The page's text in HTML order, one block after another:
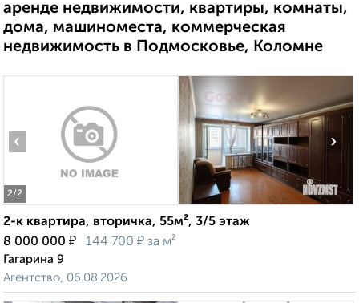
аренде недвижимости, квартиры, комнаты,
дома, машиноместа, коммерческая
недвижимость в Подмосковье, Коломне
2/2
‹ ›
2-к квартира, вторичка, 55м², 3/5 этаж
8 000 000 ₽ 144 700 ₽ за м²
Гагарина 9
Агентство, 06.08.2026